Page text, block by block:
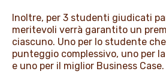
Inoltre, per 3 studenti giudicati
meritevoli verrà garantito un
ciascuno. Uno per lo studente
punteggio complessivo, uno per
e uno per il miglior Business Case.